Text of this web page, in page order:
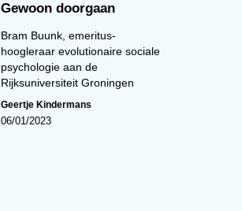
Gewoon doorgaan
Bram Buunk, emeritus-
hoogleraar evolutionaire sociale
psychologie aan de
Rijksuniversiteit Groningen
Geertje Kindermans
06/01/2023